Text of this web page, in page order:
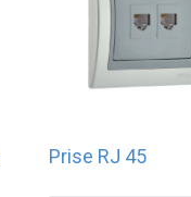
Prise RJ 45